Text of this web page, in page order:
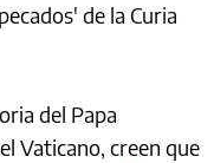
de la Curia
del Papa
Vaticano, creen que